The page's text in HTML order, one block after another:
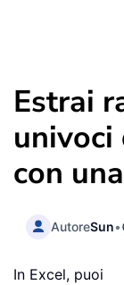
Estrai
univoci
con
AutoreSun•
In Excel, puoi